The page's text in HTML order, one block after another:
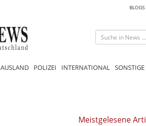
BLOGS
AUSLAND POLIZEI INTERNATIONAL SONSTIGE
Meistgelesene